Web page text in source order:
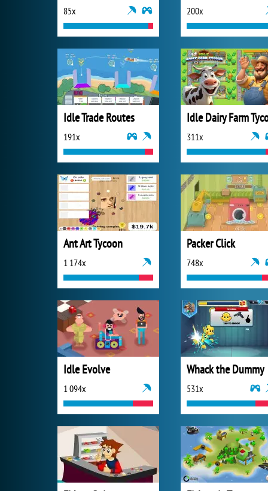
85x 200x
Idle Trade Routes
191x 311x
Ant Art Tycoon
1 174x
Packer Click
748x
Idle Evolve
1 094x
Whack the Dummy
531x